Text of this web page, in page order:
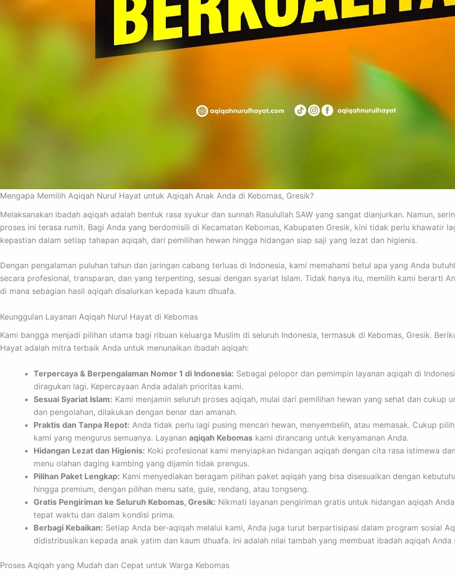
Mengapa Memilih Aqiqah Nurul Hayat untuk Aqiqah Anak Anda di Kebomas, Gresik?
Melaksanakan ibadah aqiqah adalah bentuk rasa syukur dan sunnah Rasulullah SAW yang sangat dianjurkan. Namun,
proses ini terasa rumit. Bagi Anda yang berdomisili di Kecamatan Kebomas, Kabupaten Gresik, kini tidak perlu khawatir
kepastian dalam setiap tahapan aqiqah, dari pemilihan hewan hingga hidangan siap saji yang lezat dan higienis.
Dengan pengalaman puluhan tahun dan jaringan cabang terluas di Indonesia, kami memahami betul apa yang Anda
secara profesional, transparan, dan yang terpenting, sesuai dengan syariat Islam. Tidak hanya itu, memilih kami berarti
di mana sebagian hasil aqiqah disalurkan kepada kaum dhuafa.
Keunggulan Layanan Aqiqah Nurul Hayat di Kebomas
Kami bangga menjadi pilihan utama bagi ribuan keluarga Muslim di seluruh Indonesia, termasuk di Kebomas, Gresik.
Hayat adalah mitra terbaik Anda untuk menunaikan ibadah aqiqah:
Terpercaya & Berpengalaman Nomor 1 di Indonesia: Sebagai pelopor dan pemimpin layanan aqiqah di
diragukan lagi. Kepercayaan Anda adalah prioritas kami.
Sesuai Syariat Islam: Kami menjamin seluruh proses aqiqah, mulai dari pemilihan hewan yang sehat dan cukup
dan pengolahan, dilakukan dengan benar dan amanah.
Praktis dan Tanpa Repot: Anda tidak perlu lagi pusing mencari hewan, menyembelih, atau memasak. Cukup
kami yang mengurus semuanya. Layanan aqiqah Kebomas kami dirancang untuk kenyamanan Anda.
Hidangan Lezat dan Higienis: Koki profesional kami menyiapkan hidangan aqiqah dengan cita rasa istimewa
menu olahan daging kambing yang dijamin tidak prengus.
Pilihan Paket Lengkap: Kami menyediakan beragam pilihan paket aqiqah yang bisa disesuaikan dengan
hingga premium, dengan pilihan menu sate, gule, rendang, atau tongseng.
Gratis Pengiriman ke Seluruh Kebomas, Gresik: Nikmati layanan pengiriman gratis untuk hidangan aqiqah
tepat waktu dan dalam kondisi prima.
Berbagi Kebaikan: Setiap Anda ber-aqiqah melalui kami, Anda juga turut berpartisipasi dalam program sosial
didistribusikan kepada anak yatim dan kaum dhuafa. Ini adalah nilai tambah yang membuat ibadah aqiqah Anda
Proses Aqiqah yang Mudah dan Cepat untuk Warga Kebomas